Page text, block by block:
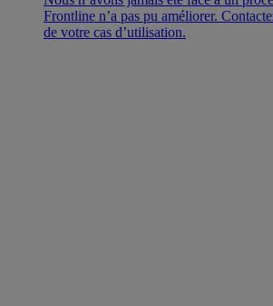
Frontline n’a pas pu améliorer.
de votre cas d’utilisation.